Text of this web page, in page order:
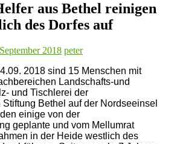
aus Bethel reinigen
des Dorfes auf
2018 peter
2018 sind 15 Menschen mit
Landschafts-und
und Tischlerei der
Bethel auf der Nordseeinsel
einige von der
geplante und vom Mellumrat
in der Heide westlich des